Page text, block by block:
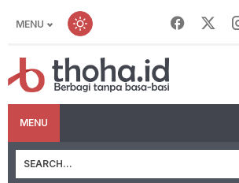
MENU
MENU